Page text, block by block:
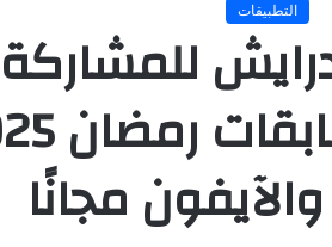
التطبيقات
تحديات
والآيفون مجانًا